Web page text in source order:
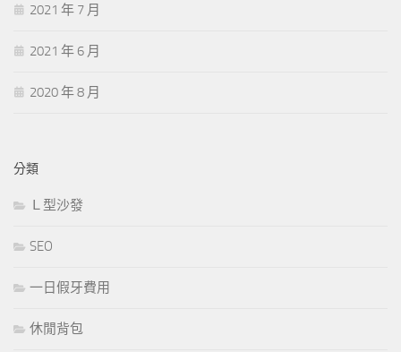
2021 年 7 月
2021 年 6 月
2020 年 8 月
分類
Ｌ型沙發
SEO
一日假牙費用
休閒背包